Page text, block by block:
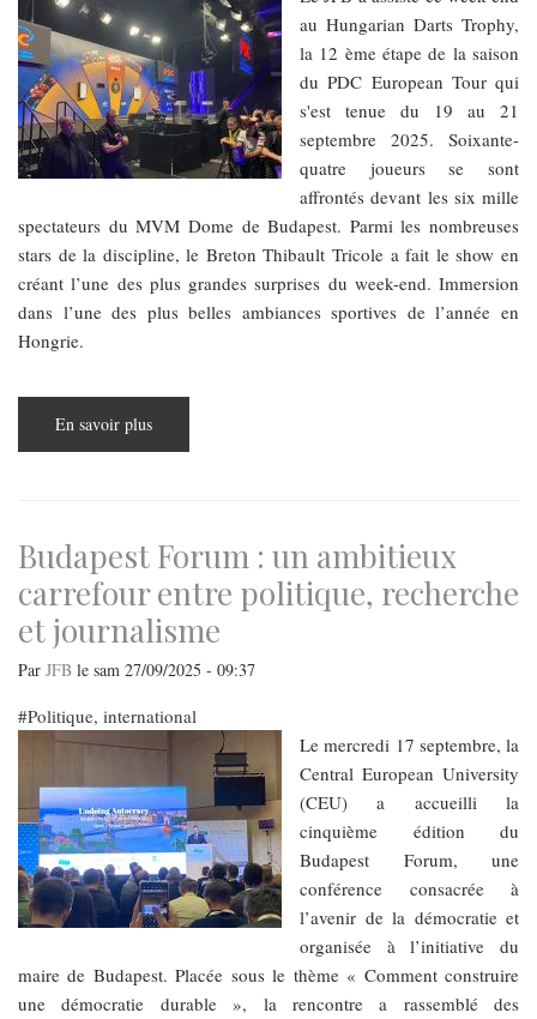
au Hungarian Darts Trophy,
la 12 ème étape de la saison
du PDC European Tour qui
s'est tenue du 19 au 21
septembre 2025. Soixante-
quatre joueurs se sont
affrontés devant les six mille
spectateurs du MVM Dome de Budapest. Parmi les nombreuses
stars de la discipline, le Breton Thibault Tricole a fait le show en
créant l’une des plus grandes surprises du week-end. Immersion
dans l’une des plus belles ambiances sportives de l’année en
Hongrie.
En savoir plus
de
Thibault
Tricole
chamboule
nos
plans
et
nos
cœurs
Budapest Forum : un ambitieux
carrefour entre politique, recherche
et journalisme
Par JFB le sam 27/09/2025 - 09:37
Politique, international
Le mercredi 17 septembre, la
Central European University
(CEU) a accueilli la
cinquième édition du
Budapest Forum, une
conférence consacrée à
l’avenir de la démocratie et
organisée à l’initiative du
maire de Budapest. Placée sous le thème « Comment construire
une démocratie durable », la rencontre a rassemblé des